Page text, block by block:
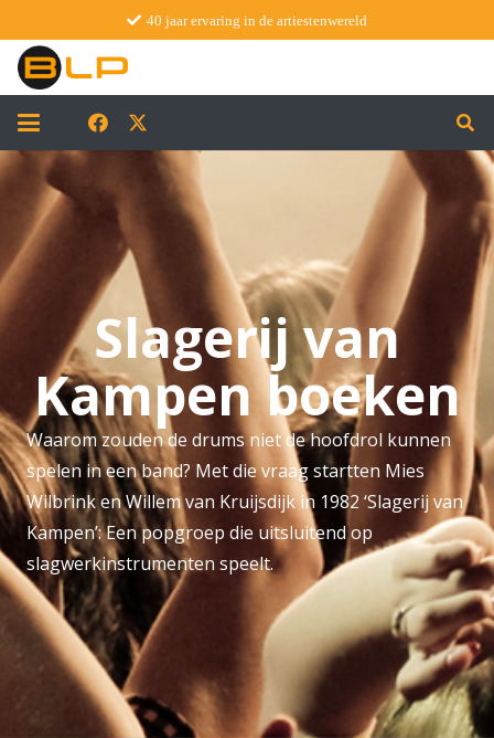
40 jaar ervaring in de artiestenwereld
Slagerij van
Kampen boeken
Waarom zouden de drums niet de hoofdrol kunnen
spelen in een band? Met die vraag startten Mies
Wilbrink en Willem van Kruijsdijk in 1982 ‘Slagerij van
Kampen’: Een popgroep die uitsluitend op
slagwerkinstrumenten speelt.